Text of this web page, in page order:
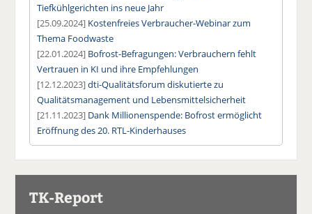
Tiefkühlgerichten ins neue Jahr
[25.09.2024] Kostenfreies Verbraucher-Webinar zum
Thema Foodwaste
[22.01.2024] Bofrost-Befragungen: Verbrauchern fehlt
Vertrauen in KI und ihre Empfehlungen
[12.12.2023]dti-Qualitätsforum diskutierte zu
Qualitätsmanagement und Lebensmittelsicherheit
[21.11.2023] Dank Millionenspende: Bofrost ermöglicht
Eröffnung des 20. RTL-Kinderhauses
TK-Report